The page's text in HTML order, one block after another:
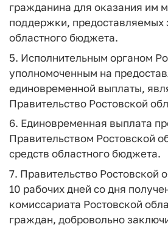
гражданина для оказания им
поддержки, предоставляемых
областного бюджета.
5. Исполнительным органом
уполномоченным на
единовременной выплаты,
Правительство Ростовской
6. Единовременная выплата
Правительством Ростовской
средств областного бюджета.
7. Правительство Ростовской
10 рабочих дней со дня
комиссариата Ростовской
граждан, добровольно